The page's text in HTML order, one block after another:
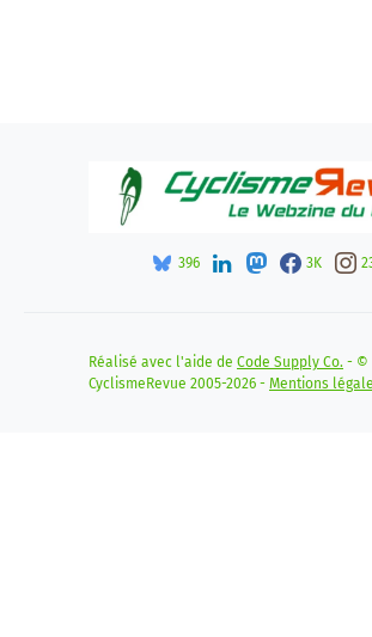
396 3K
Réalisé avec l'aide de Code Supply Co. - ©
CyclismeRevue 2005-2026 - Mentions